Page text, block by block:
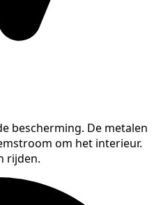
bescherming. De metalen
om het interieur.
rijden.